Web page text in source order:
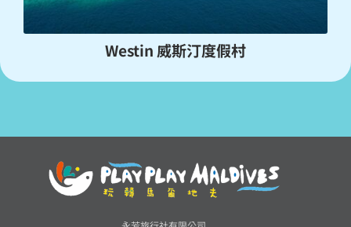
Westin 威斯汀度假村